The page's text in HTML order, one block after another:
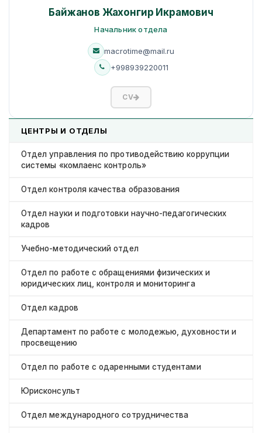
Байжанов Жахонгир Икрамович
Начальник отдела
macrotime@mail.ru
+998939220011
CV
ЦЕНТРЫ И ОТДЕЛЫ
Отдел управления по противодействию коррупции
системы «комлаенс контроль»
Отдел контроля качества образования
Отдел науки и подготовки научно-педагогических
кадров
Учебно-методический отдел
Отдел по работе с обращениями физических и
юридических лиц, контроля и мониторинга
Отдел кадров
Департамент по работе с молодежью, духовности и
просвещению
Отдел по работе с одаренными студентами
Юрисконсульт
Отдел международного сотрудничества